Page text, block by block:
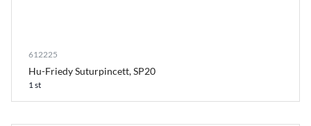
612225
Hu-Friedy Suturpincett, SP20
1 st